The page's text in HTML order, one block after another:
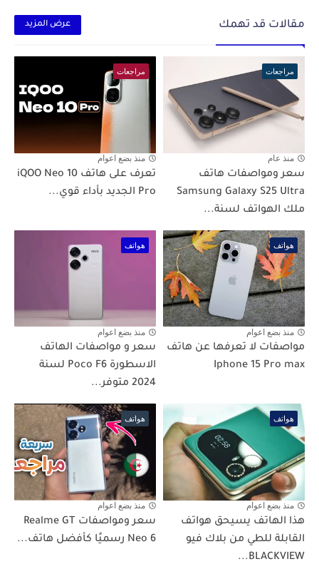
مقالات قد تهمك عرض المزيد
مراجعات
منذ عام
سعر ومواصفات هاتف
Samsung Galaxy S25 Ultra
ملك الهواتف لسنة...
مراجعات
منذ بضع اعوام
تعرف على هاتف iQOO Neo 10
Pro الجديد بأداء قوي...
هواتف
منذ بضع اعوام
مواصفات لا تعرفها عن هاتف
Iphone 15 Pro max
هواتف
منذ بضع اعوام
سعر و مواصفات الهاتف
الاسطورة Poco F6 لسنة
2024 متوفر...
هواتف
منذ بضع اعوام
هذا الهاتف يسيحق هواتف
القابلة للطي من بلاك فيو
BLACKVIEW...
هواتف
منذ بضع اعوام
سعر ومواصفات Realme GT
Neo 6 رسميًا كأفضل هاتف...